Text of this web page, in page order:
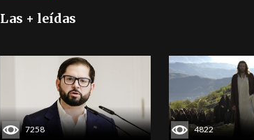
Las + leídas
7258 4822